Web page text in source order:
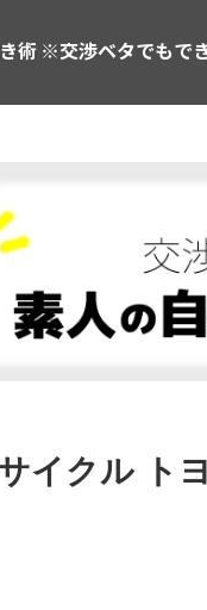
術 ※交渉ベタでもで
イクル ト